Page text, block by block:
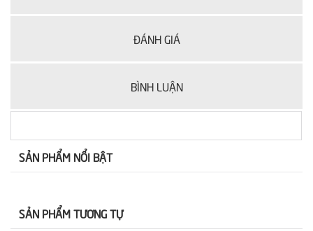
ĐÁNH GIÁ
BÌNH LUẬN
SẢN PHẨM NỔI BẬT
SẢN PHẨM TƯƠNG TỰ